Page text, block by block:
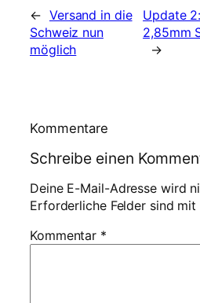
← Versand in die
Schweiz nun
möglich
Update
2,85mm
→
Kommentare
Schreibe einen
Deine E-Mail-Adresse wird
Erforderliche Felder sind mit
Kommentar *